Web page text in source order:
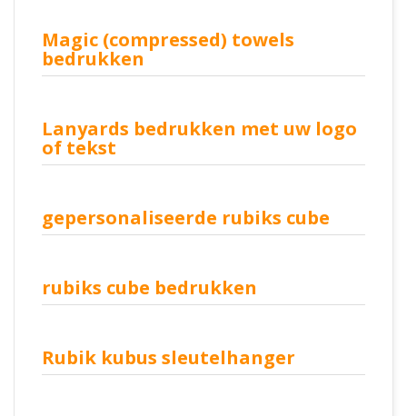
Magic (compressed) towels
bedrukken
Lanyards bedrukken met uw logo
of tekst
gepersonaliseerde rubiks cube
rubiks cube bedrukken
Rubik kubus sleutelhanger